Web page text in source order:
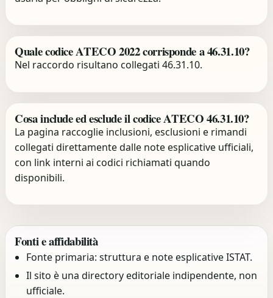
Quale codice ATECO 2022 corrisponde a 46.31.10?
Nel raccordo risultano collegati 46.31.10.
Cosa include ed esclude il codice ATECO 46.31.10?
La pagina raccoglie inclusioni, esclusioni e rimandi
collegati direttamente dalle note esplicative ufficiali,
con link interni ai codici richiamati quando
disponibili.
Fonti e affidabilità
Fonte primaria: struttura e note esplicative ISTAT.
Il sito è una directory editoriale indipendente, non
ufficiale.